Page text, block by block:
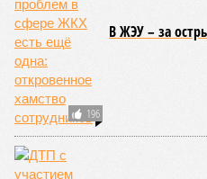
максимальное вовлечение
реализацию проектов
лидерства и независимости.
показываем хорошие
беспилотных авиационных
На развитие этой сферы
дополнительно 1,3
одноименного национального
средств предназначена для